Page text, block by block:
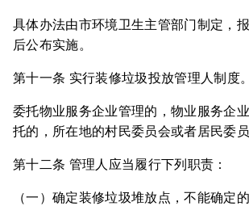
具体办法由市环境卫生主管部门制定，
后公布实施。
第十一条 实行装修垃圾投放管理人制度。
委托物业服务企业管理的，物业服务企
托的，所在地的村民委员会或者居民委员
第十二条 管理人应当履行下列职责：
（一）确定装修垃圾堆放点，不能确定